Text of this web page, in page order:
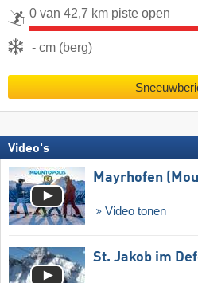
0 van 42,7 km piste open
- cm (berg)
Video's
Mayrhofen
Video tonen
St. Jakob im